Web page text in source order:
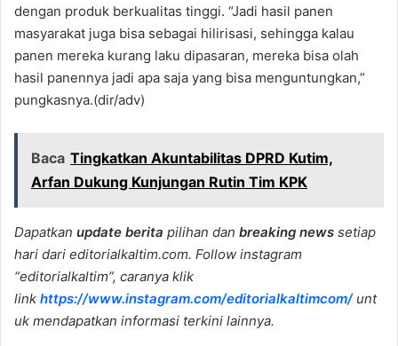
dengan produk berkualitas tinggi. “Jadi hasil panen
masyarakat juga bisa sebagai hilirisasi, sehingga kalau
panen mereka kurang laku dipasaran, mereka bisa olah
hasil panennya jadi apa saja yang bisa menguntungkan,”
pungkasnya.(dir/adv)
Baca Tingkatkan Akuntabilitas DPRD Kutim,
Arfan Dukung Kunjungan Rutin Tim KPK
Dapatkan update berita pilihan dan breaking news setiap
hari dari editorialkaltim.com. Follow instagram
“editorialkaltim”, caranya klik
link https://www.instagram.com/editorialkaltimcom/unt
uk mendapatkan informasi terkini lainnya.